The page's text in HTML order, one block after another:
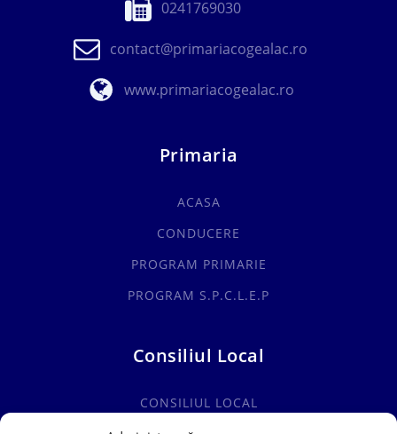
0241769030
contact@primariacogealac.ro
www.primariacogealac.ro
Primaria
ACASA
CONDUCERE
PROGRAM PRIMARIE
PROGRAM S.P.C.L.E.P
Consiliul Local
CONSILIUL LOCAL